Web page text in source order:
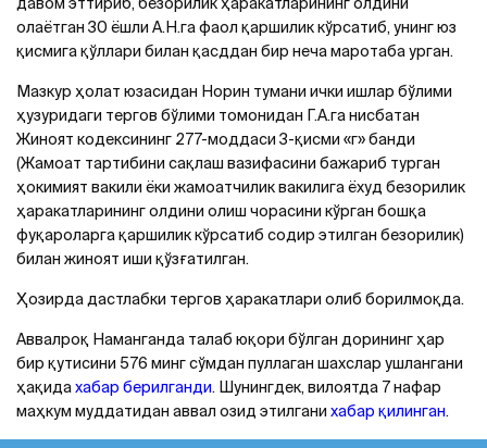
олаётган 30 ёшли A.Н.га фаол қаршилик кўрсатиб, унинг юз
қисмига қўллари билан қасддан бир неча маротаба урган.
Мазкур ҳолат юзасидан Норин тумани ички ишлар бўлими
ҳузуридаги тергов бўлими томонидан Г.A.га нисбатан
Жиноят кодексининг 277-моддаси 3-қисми «г» банди
(Жамоат тартибини сақлаш вазифасини бажариб турган
ҳокимият вакили ёки жамоатчилик вакилига ёхуд безорилик
ҳаракатларининг олдини олиш чорасини кўрган бошқа
фуқароларга қаршилик кўрсатиб содир этилган безорилик)
билан жиноят иши қўзғатилган.
Ҳозирда дастлабки тергов ҳаракатлари олиб борилмоқда.
Aввалроқ Наманганда талаб юқори бўлган дорининг ҳар
бир қутисини 576 минг сўмдан пуллаган шахслар ушлангани
ҳақидахабар берилганди. Шунингдек, вилоятда 7 нафар
маҳкум муддатидан аввал озид этилгани хабар қилинган.